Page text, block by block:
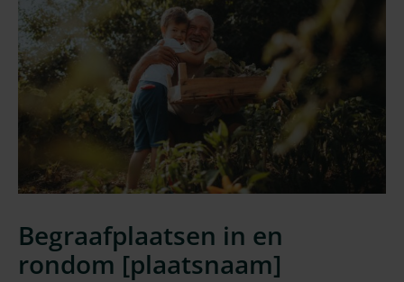
Begraafplaatsen in en
rondom [plaatsnaam]